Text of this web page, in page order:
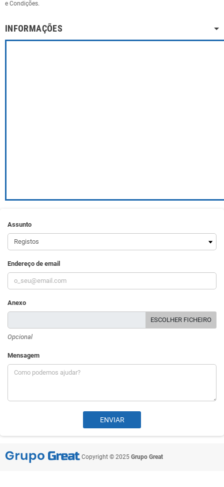
e Condições.
INFORMAÇÕES
Assunto
Endereço de email
Anexo
ESCOLHER FICHEIRO
Opcional
Mensagem
Copyright © 2025 Grupo Great